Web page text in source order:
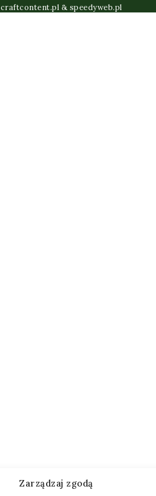
Zarządzaj zgodą
craftcontent.pl & speedyweb.pl